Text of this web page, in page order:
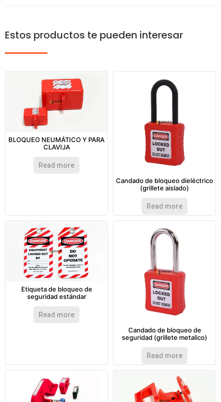
Estos productos te pueden interesar
BLOQUEO NEUMÁTICO Y PARA
CLAVIJA
Read more
Candado de bloqueo dieléctrico
(grillete aislado)
Read more
Etiqueta de bloqueo de
seguridad estándar
Read more
Candado de bloqueo de
seguridad (grillete metalico)
Read more